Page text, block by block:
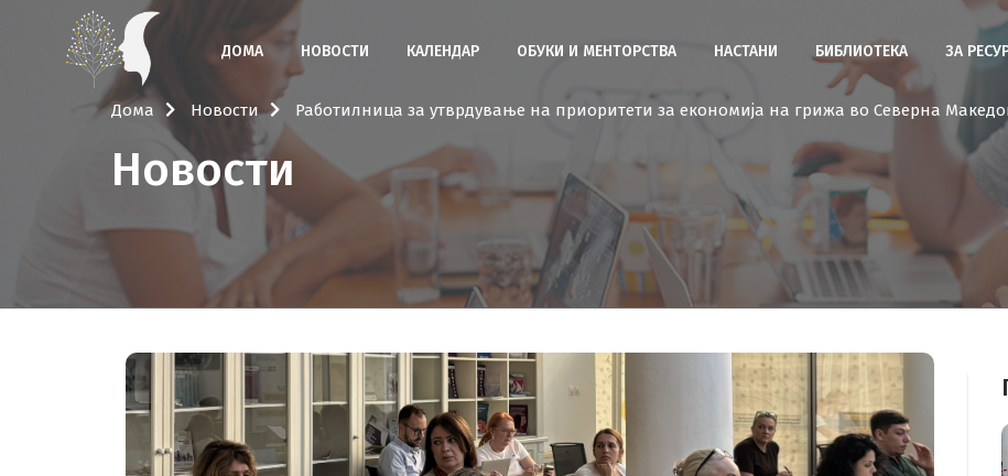
ДОМА НОВОСТИ КАЛЕНДАР ОБУКИ И МЕНТОРСТВА НАСТАНИ БИБЛИОТЕКА ЗА
Дома Новости Работилница за утврдување на приоритети за економија на грижа во Северна
Новости